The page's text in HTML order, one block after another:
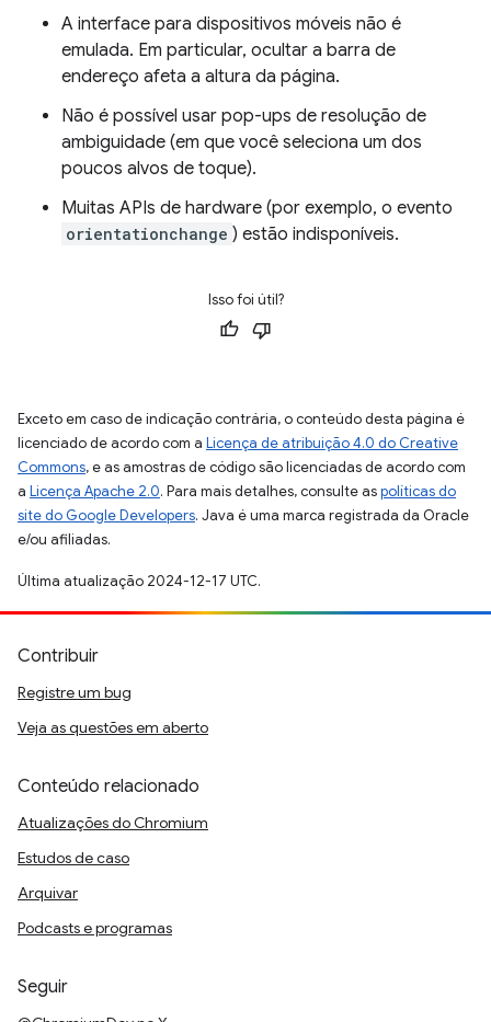
A interface para dispositivos móveis não é
emulada. Em particular, ocultar a barra de
endereço afeta a altura da página.
Não é possível usar pop-ups de resolução de
ambiguidade (em que você seleciona um dos
poucos alvos de toque).
Muitas APIs de hardware (por exemplo, o evento
orientationchange ) estão indisponíveis.
Isso foi útil?
Exceto em caso de indicação contrária, o conteúdo desta página é
licenciado de acordo com a Licença de atribuição 4.0 do Creative
Commons, e as amostras de código são licenciadas de acordo com
a Licença Apache 2.0. Para mais detalhes, consulte aspolíticas do
site do Google Developers. Java é uma marca registrada da Oracle
e/ou afiliadas.
Última atualização 2024-12-17 UTC.
Contribuir
Registre um bug
Veja as questões em aberto
Conteúdo relacionado
Atualizações do Chromium
Estudos de caso
Arquivar
Podcasts e programas
Seguir